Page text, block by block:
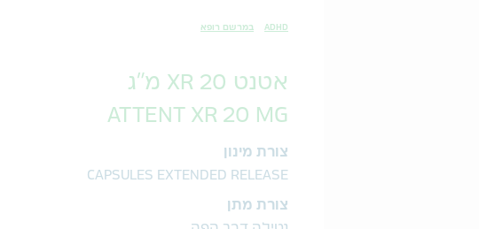
ADHD במרשם רופא
אטנט 20 XR מ"ג
ATTENT XR 20 MG
צורת מינון
CAPSULES EXTENDED RELEASE
צורת מתן